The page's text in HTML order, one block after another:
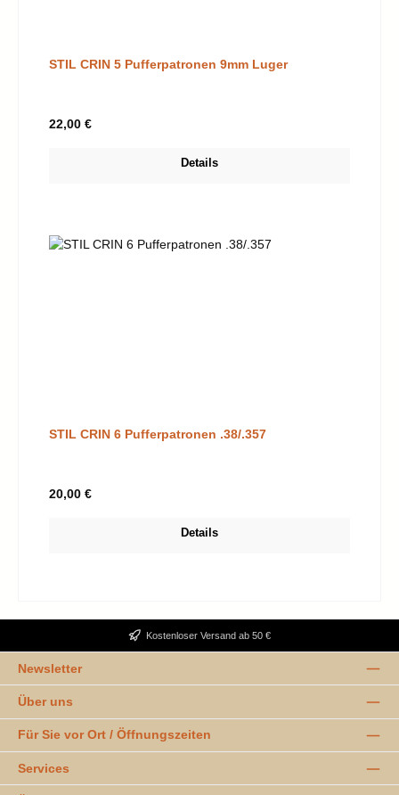
STIL CRIN 5 Pufferpatronen 9mm Luger
Regulärer Preis:
22,00 €
Details
STIL CRIN 6 Pufferpatronen .38/.357
Regulärer Preis:
20,00 €
Details
Kostenloser Versand ab 50 €
Newsletter
Über uns
Für Sie vor Ort / Öffnungszeiten
Services